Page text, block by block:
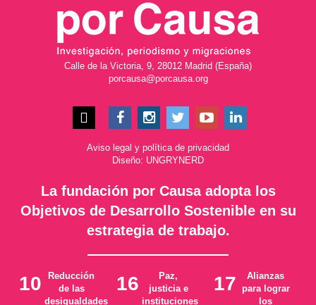
Calle de la Victoria, 9, 28012 Madrid (España)
porcausa@porcausa.org
Aviso legal y política de privacidad
Diseño: UNGRYNERD
La fundación por Causa adopta los
Objetivos de Desarrollo Sostenible en su
estrategia de trabajo.
10
Reducción
de las
desigualdades
16
Paz,
justicia e
instituciones
17
Alianzas
para lograr
los